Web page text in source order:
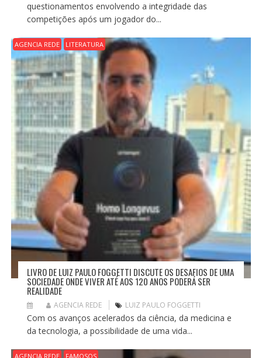
questionamentos envolvendo a integridade das
competições após um jogador do...
AGENCIA REDE LITERATURA
LIVRO DE LUIZ PAULO FOGGETTI DISCUTE OS DESAFIOS DE UMA
SOCIEDADE ONDE VIVER ATÉ AOS 120 ANOS PODERÁ SER
REALIDADE
AGENCIA REDE LUIZ PAULO FOGGETTI
Com os avanços acelerados da ciência, da medicina e
da tecnologia, a possibilidade de uma vida...
AGENCIA REDE FAMOSOS